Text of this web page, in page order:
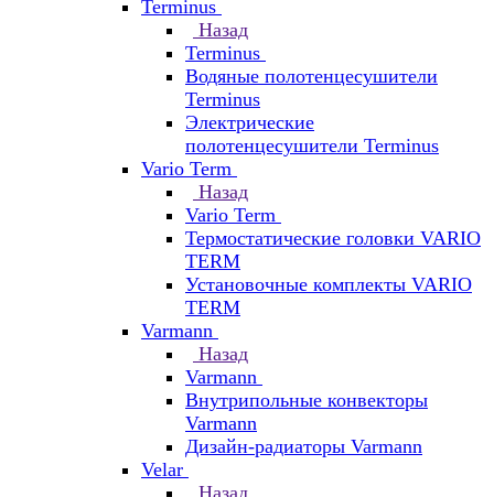
Terminus
Назад
Terminus
Водяные полотенцесушители
Terminus
Электрические
полотенцесушители Terminus
Vario Term
Назад
Vario Term
Термостатические головки VARIO
TERM
Установочные комплекты VARIO
TERM
Varmann
Назад
Varmann
Внутрипольные конвекторы
Varmann
Дизайн-радиаторы Varmann
Velar
Назад